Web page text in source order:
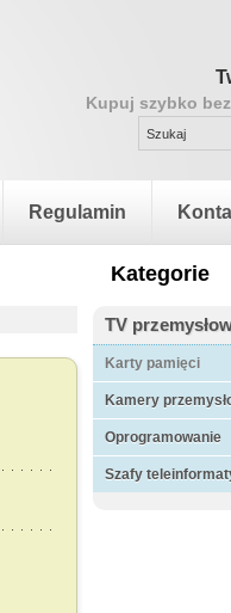
Kupuj szybko
Regulamin
Kategorie
TV
Karty pamięci
Kamery
Oprogramowanie
Szafy